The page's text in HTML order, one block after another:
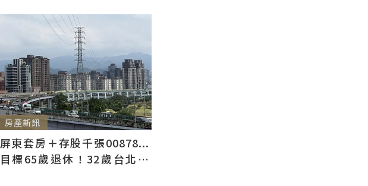
房產新訊
屏東套房＋存股千張00878...
目標65歲退休！32歲台北人